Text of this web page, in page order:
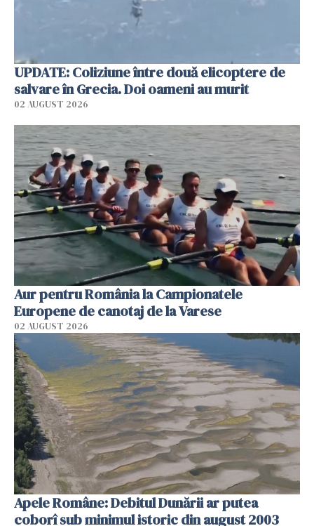
UPDATE: Coliziune între două elicoptere de
salvare în Grecia. Doi oameni au murit
02 AUGUST 2026
Aur pentru România la Campionatele
Europene de canotaj de la Varese
02 AUGUST 2026
Apele Române: Debitul Dunării ar putea
coborî sub minimul istoric din august 2003